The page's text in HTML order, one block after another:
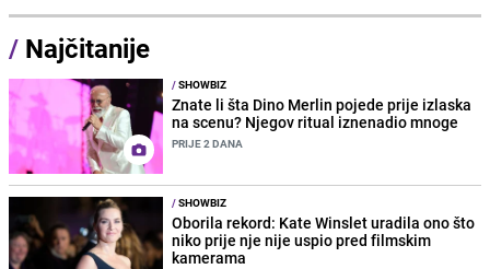
/ Najčitanije
/SHOWBIZ
Znate li šta Dino Merlin pojede prije izlaska
na scenu? Njegov ritual iznenadio mnoge
PRIJE 2 DANA
/SHOWBIZ
Oborila rekord: Kate Winslet uradila ono što
niko prije nje nije uspio pred filmskim
kamerama